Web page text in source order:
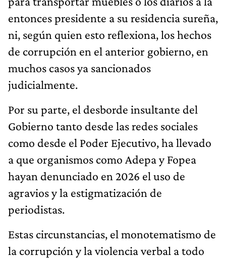
entonces presidente a su residencia sureña,
ni, según quien esto reflexiona, los hechos
de corrupción en el anterior gobierno, en
muchos casos ya sancionados
judicialmente.
Por su parte, el desborde insultante del
Gobierno tanto desde las redes sociales
como desde el Poder Ejecutivo, ha llevado
a que organismos como Adepa y Fopea
hayan denunciado en 2026 el uso de
agravios y la estigmatización de
periodistas.
Estas circunstancias, el monotematismo de
la corrupción y la violencia verbal a todo